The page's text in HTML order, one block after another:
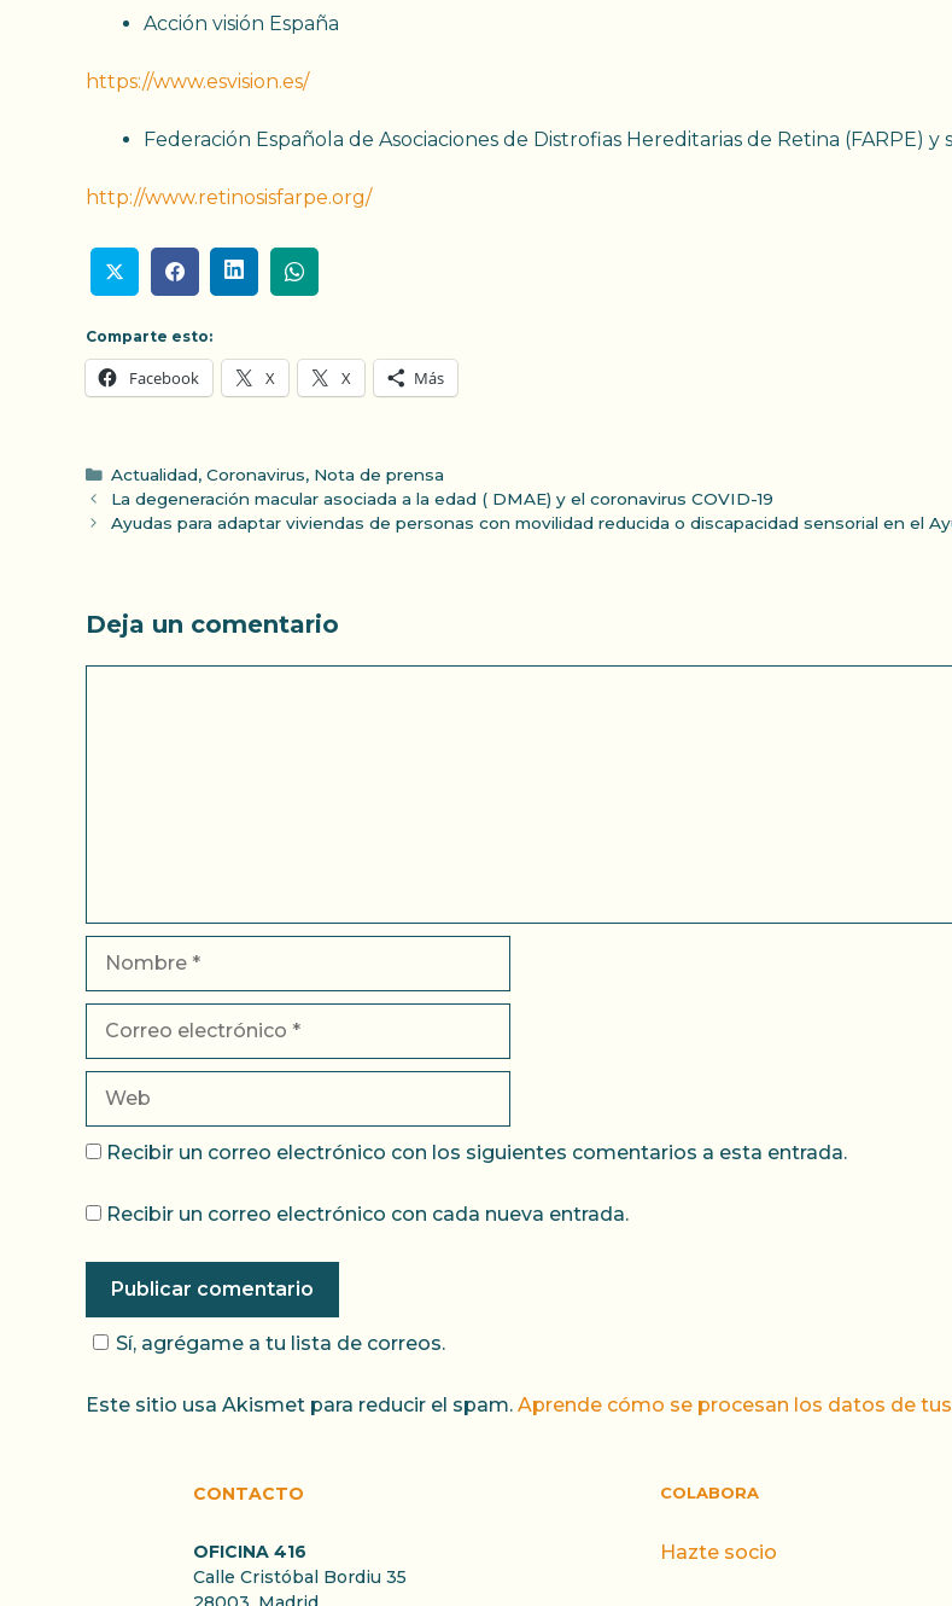
Acción visión España
https://www.esvision.es/
Federación Española de Asociaciones de Distrofias Hereditarias de Retina (FARPE)
http://www.retinosisfarpe.org/
Comparte esto:
Facebook X X Más
Categorías
Actualidad, Coronavirus, Nota de prensa
La degeneración macular asociada a la edad ( DMAE) y el coronavirus COVID-19
Ayudas para adaptar viviendas de personas con movilidad reducida o discapacidad sensorial en el
Deja un comentario
electrónico
Recibir un correo electrónico con los siguientes comentarios a esta entrada.
Recibir un correo electrónico con cada nueva entrada.
Sí, agrégame a tu lista de correos.
Este sitio usa Akismet para reducir el spam. Aprende cómo se procesan los datos de
CONTACTO
OFICINA 416
Calle Cristóbal Bordiu 35
COLABORA
Hazte socio